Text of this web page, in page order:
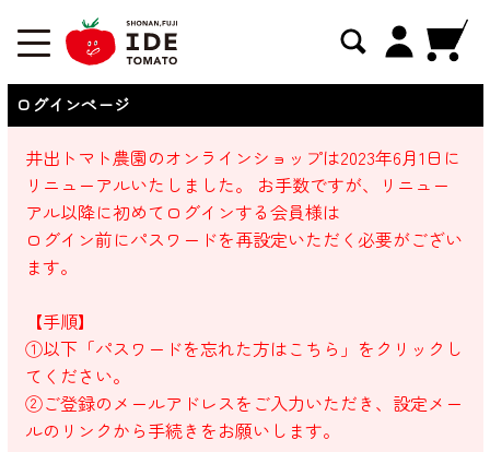
ログインページ
井出トマト農園のオンラインショップは2023年6月1日に
リニューアルいたしました。 お手数ですが、リニュー
アル以降に初めてログインする会員様は
ログイン前にパスワードを再設定いただく必要がござい
ます。
【手順】
①以下「パスワードを忘れた方はこちら」をクリックし
てください。
②ご登録のメールアドレスをご入力いただき、設定メー
ルのリンクから手続きをお願いします。